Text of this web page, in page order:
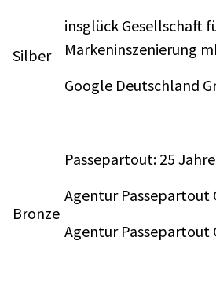
Silber
insglück Gesellschaft
Markeninszenierung
Google Deutschland
Bronze
Passepartout: 25
Agentur Passepartout
Agentur Passepartout